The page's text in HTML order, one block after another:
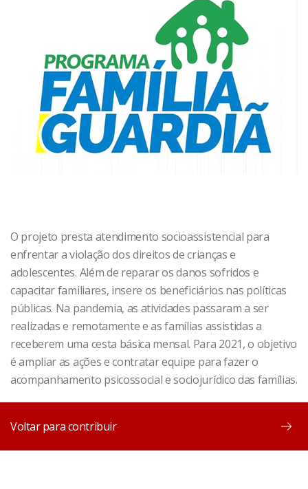
O projeto presta atendimento socioassistencial para
enfrentar a violação dos direitos de crianças e
adolescentes. Além de reparar os danos sofridos e
capacitar familiares, insere os beneficiários nas políticas
públicas. Na pandemia, as atividades passaram a ser
realizadas e remotamente e as famílias assistidas a
receberem uma cesta básica mensal. Para 2021, o objetivo
é ampliar as ações e contratar equipe para fazer o
acompanhamento psicossocial e sociojurídico das famílias.
Voltar para contribuir